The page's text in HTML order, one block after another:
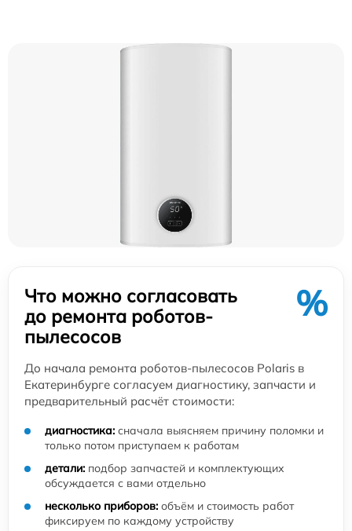
Что можно согласовать
до ремонта роботов-
пылесосов
%
До начала ремонта роботов-пылесосов Polaris в
Екатеринбурге согласуем диагностику, запчасти и
предварительный расчёт стоимости:
диагностика: сначала выясняем причину поломки и
только потом приступаем к работам
детали: подбор запчастей и комплектующих
обсуждается с вами отдельно
несколько приборов: объём и стоимость работ
фиксируем по каждому устройству